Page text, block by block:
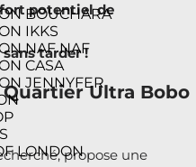
BOUCHARA
IKKS
NAF NAF
CASA
JENNYFER
LONDON
potentiel de
tarder !
Ultra Bobo
propose une